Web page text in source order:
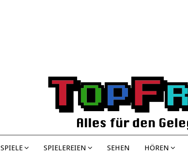
SPIELE SPIELEREIEN SEHEN HÖREN